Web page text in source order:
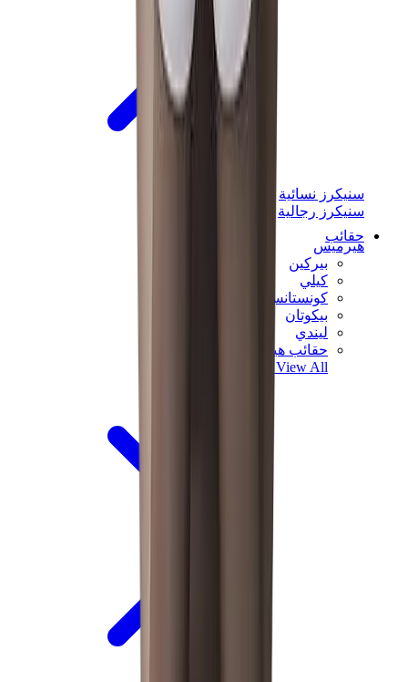
سنيكرز نسائية
سنيكرز رجالية
حقائب
هيرميس
بيركين
كيلي
كونستانس
بيكوتان
ليندي
حقائب هيرميس للرجال
View All